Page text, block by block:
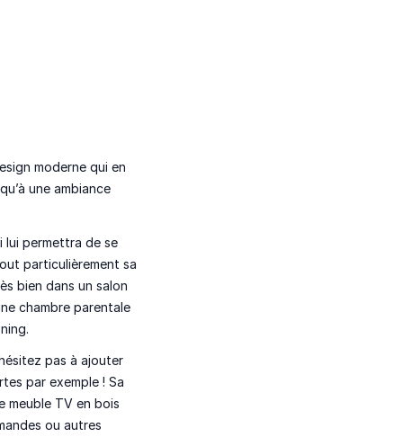
moderne qui en
une ambiance
lui permettra de se
particulièrement sa
bien dans un salon
chambre parentale
pas à ajouter
par exemple ! Sa
meuble TV en bois
ou autres